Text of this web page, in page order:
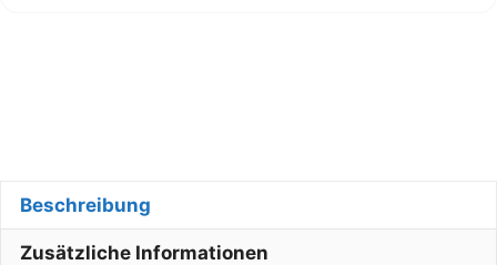
Beschreibung
Zusätzliche Informationen